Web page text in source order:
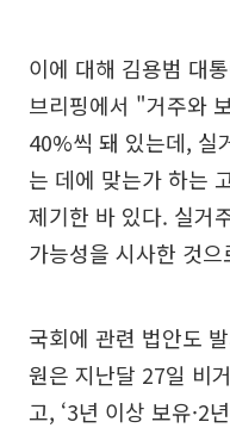
이에 대해 김용범 대
브리핑에서 "거주와
40%씩 돼 있는데, 실
는 데에 맞는가 하는
제기한 바 있다. 실거
가능성을 시사한 것
국회에 관련 법안도
원은 지난달 27일 비
고, ‘3년 이상 보유·2